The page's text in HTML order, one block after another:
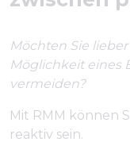
Möchten Sie
Möglichkeit eines
vermeiden?
Mit RMM können
reaktiv sein.